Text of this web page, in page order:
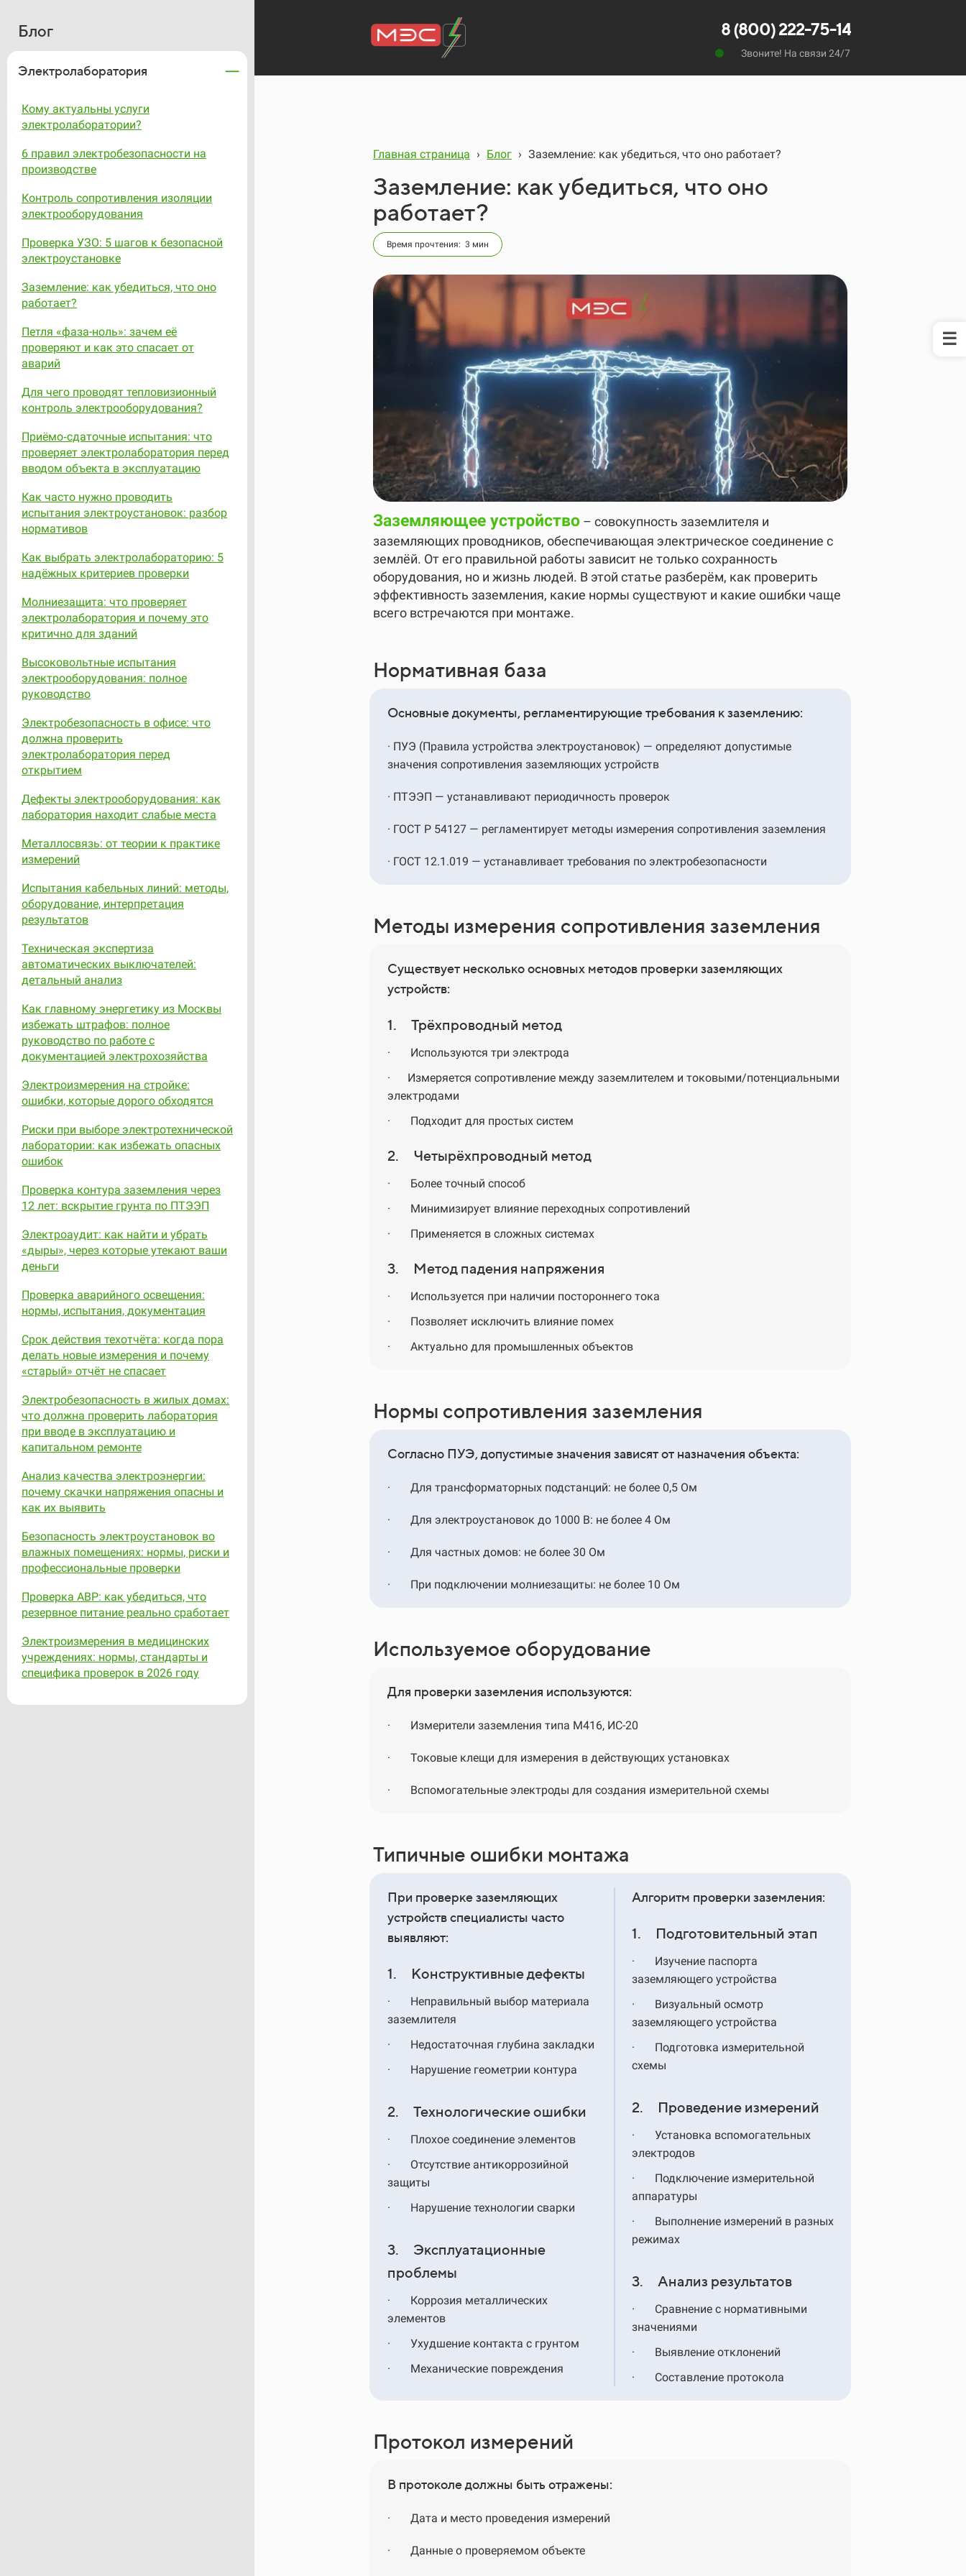
8 (800) 222-75-14
Звоните! На связи 24/7
Блог
Электролаборатория
Кому актуальны услуги
электролаборатории?
6 правил электробезопасности на
производстве
Контроль сопротивления изоляции
электрооборудования
Проверка УЗО: 5 шагов к безопасной
электроустановке
Заземление: как убедиться, что оно
работает?
Петля «фаза-ноль»: зачем её
проверяют и как это спасает от
аварий
Для чего проводят тепловизионный
контроль электрооборудования?
Приёмо‑сдаточные испытания: что
проверяет электролаборатория перед
вводом объекта в эксплуатацию
Как часто нужно проводить
испытания электроустановок: разбор
нормативов
Как выбрать электролабораторию: 5
надёжных критериев проверки
Молниезащита: что проверяет
электролаборатория и почему это
критично для зданий
Высоковольтные испытания
электрооборудования: полное
руководство
Электробезопасность в офисе: что
должна проверить
электролаборатория перед
открытием
Дефекты электрооборудования: как
лаборатория находит слабые места
Металлосвязь: от теории к практике
измерений
Испытания кабельных линий: методы,
оборудование, интерпретация
результатов
Техническая экспертиза
автоматических выключателей:
детальный анализ
Как главному энергетику из Москвы
избежать штрафов: полное
руководство по работе с
документацией электрохозяйства
Электроизмерения на стройке:
ошибки, которые дорого обходятся
Риски при выборе электротехнической
лаборатории: как избежать опасных
ошибок
Проверка контура заземления через
12 лет: вскрытие грунта по ПТЭЭП
Электроаудит: как найти и убрать
«дыры», через которые утекают ваши
деньги
Проверка аварийного освещения:
нормы, испытания, документация
Срок действия техотчёта: когда пора
делать новые измерения и почему
«старый» отчёт не спасает
Электробезопасность в жилых домах:
что должна проверить лаборатория
при вводе в эксплуатацию и
капитальном ремонте
Анализ качества электроэнергии:
почему скачки напряжения опасны и
как их выявить
Безопасность электроустановок во
влажных помещениях: нормы, риски и
профессиональные проверки
Проверка АВР: как убедиться, что
резервное питание реально сработает
Электроизмерения в медицинских
учреждениях: нормы, стандарты и
специфика проверок в 2026 году
Главная страница › Блог › Заземление: как убедиться, что оно работает?
Заземление: как убедиться, что оно
работает?
Время прочтения: 3 мин
Заземляющее устройство – совокупность заземлителя и
заземляющих проводников, обеспечивающая электрическое соединение с
землёй. От его правильной работы зависит не только сохранность
оборудования, но и жизнь людей. В этой статье разберём, как проверить
эффективность заземления, какие нормы существуют и какие ошибки чаще
всего встречаются при монтаже.
Нормативная база
Основные документы, регламентирующие требования к заземлению:
· ПУЭ (Правила устройства электроустановок) — определяют допустимые
значения сопротивления заземляющих устройств
· ПТЭЭП — устанавливают периодичность проверок
· ГОСТ Р 54127 — регламентирует методы измерения сопротивления заземления
· ГОСТ 12.1.019 — устанавливает требования по электробезопасности
Методы измерения сопротивления заземления
Существует несколько основных методов проверки заземляющих
устройств:
1. Трёхпроводный метод
·
Используются три электрода
·
Измеряется сопротивление между заземлителем и токовыми/потенциальными
электродами
·
Подходит для простых систем
2. Четырёхпроводный метод
·
Более точный способ
·
Минимизирует влияние переходных сопротивлений
·
Применяется в сложных системах
3. Метод падения напряжения
·
Используется при наличии постороннего тока
·
Позволяет исключить влияние помех
·
Актуально для промышленных объектов
Нормы сопротивления заземления
Согласно ПУЭ, допустимые значения зависят от назначения объекта:
· Для трансформаторных подстанций: не более 0,5 Ом
· Для электроустановок до 1000 В: не более 4 Ом
· Для частных домов: не более 30 Ом
· При подключении молниезащиты: не более 10 Ом
Используемое оборудование
Для проверки заземления используются:
· Измерители заземления типа М416, ИС-20
· Токовые клещи для измерения в действующих установках
· Вспомогательные электроды для создания измерительной схемы
Типичные ошибки монтажа
При проверке заземляющих
устройств специалисты часто
выявляют:
1. Конструктивные дефекты
·
Неправильный выбор материала
заземлителя
·
Недостаточная глубина закладки
·
Нарушение геометрии контура
2. Технологические ошибки
·
Плохое соединение элементов
·
Отсутствие антикоррозийной
защиты
·
Нарушение технологии сварки
3. Эксплуатационные
проблемы
·
Коррозия металлических
элементов
·
Ухудшение контакта с грунтом
·
Механические повреждения
Алгоритм проверки заземления:
1. Подготовительный этап
·
Изучение паспорта
заземляющего устройства
·
Визуальный осмотр
заземляющего устройства
·
Подготовка измерительной
схемы
2. Проведение измерений
·
Установка вспомогательных
электродов
·
Подключение измерительной
аппаратуры
·
Выполнение измерений в разных
режимах
3. Анализ результатов
·
Сравнение с нормативными
значениями
·
Выявление отклонений
·
Составление протокола
Протокол измерений
В протоколе должны быть отражены:
· Дата и место проведения измерений
· Данные о проверяемом объекте